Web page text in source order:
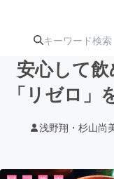
人気のプロ
ジェクト
注目のリ
ターン
注
ジ
安心して
「リゼロ」
浅野翔・杉山尚